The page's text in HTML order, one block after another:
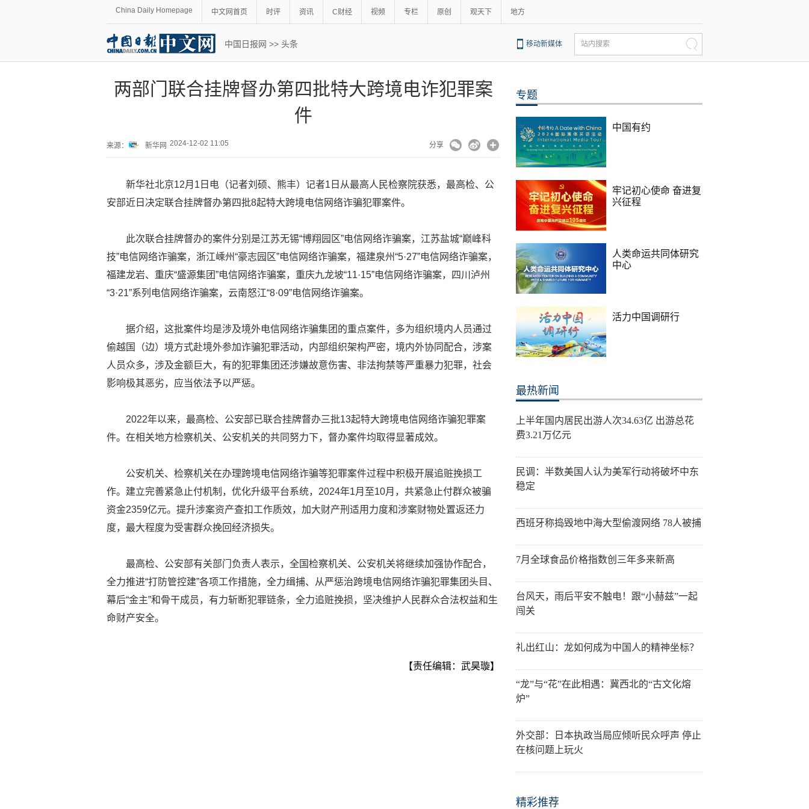
China Daily Homepage 中文网首页 时评 资讯 C财经 视频 专栏 原创 观天下 地方
中国日报网 >> 头条 移动新媒体 站内搜索
两部门联合挂牌督办第四批特大跨境电诈犯罪案
件
来源： 新华网 2024-12-02 11:05 分享
新华社北京12月1日电（记者刘硕、熊丰）记者1日从最高人民检察院获悉，最高检、公
安部近日决定联合挂牌督办第四批8起特大跨境电信网络诈骗犯罪案件。
此次联合挂牌督办的案件分别是江苏无锡“博翔园区”电信网络诈骗案，江苏盐城“巅峰科
技”电信网络诈骗案，浙江嵊州“豪志园区”电信网络诈骗案，福建泉州“5·27”电信网络诈骗案，
福建龙岩、重庆“盛源集团”电信网络诈骗案，重庆九龙坡“11·15”电信网络诈骗案，四川泸州
“3·21”系列电信网络诈骗案，云南怒江“8·09”电信网络诈骗案。
据介绍，这批案件均是涉及境外电信网络诈骗集团的重点案件，多为组织境内人员通过
偷越国（边）境方式赴境外参加诈骗犯罪活动，内部组织架构严密，境内外协同配合，涉案
人员众多，涉及金额巨大，有的犯罪集团还涉嫌故意伤害、非法拘禁等严重暴力犯罪，社会
影响极其恶劣，应当依法予以严惩。
2022年以来，最高检、公安部已联合挂牌督办三批13起特大跨境电信网络诈骗犯罪案
件。在相关地方检察机关、公安机关的共同努力下，督办案件均取得显著成效。
公安机关、检察机关在办理跨境电信网络诈骗等犯罪案件过程中积极开展追赃挽损工
作。建立完善紧急止付机制，优化升级平台系统，2024年1月至10月，共紧急止付群众被骗
资金2359亿元。提升涉案资产查扣工作质效，加大财产刑适用力度和涉案财物处置返还力
度，最大程度为受害群众挽回经济损失。
最高检、公安部有关部门负责人表示，全国检察机关、公安机关将继续加强协作配合，
全力推进“打防管控建”各项工作措施，全力缉捕、从严惩治跨境电信网络诈骗犯罪集团头目、
幕后“金主”和骨干成员，有力斩断犯罪链条，全力追赃挽损，坚决维护人民群众合法权益和生
命财产安全。
【责任编辑：武昊璇】
专题
中国有约
牢记初心使命 奋进复
兴征程
人类命运共同体研究
中心
活力中国调研行
最热新闻
上半年国内居民出游人次34.63亿 出游总花
费3.21万亿元
民调：半数美国人认为美军行动将破坏中东
稳定
西班牙称捣毁地中海大型偷渡网络 78人被捕
7月全球食品价格指数创三年多来新高
台风天，雨后平安不触电！跟“小赫兹”一起
闯关
礼出红山：龙如何成为中国人的精神坐标？
“龙”与“花”在此相遇：冀西北的“古文化熔
炉”
外交部：日本执政当局应倾听民众呼声 停止
在核问题上玩火
精彩推荐